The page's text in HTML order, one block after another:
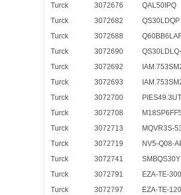
Turck
3072676
QAL50IPQ
Turck
3072682
QS30LDQP
Turck
3072688
Turck
3072690
Turck
3072692
Turck
3072693
Turck
3072700
PIES49.3UT
Turck
3072708
Turck
3072713
MQVR3S-
Turck
3072719
NV5-Q08-
Turck
3072741
Turck
3072791
EZA-TE-300
Turck
3072797
EZA-TE-